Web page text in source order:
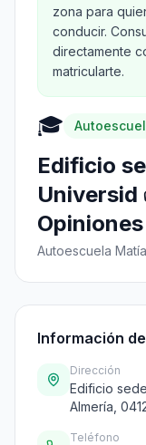
zona para
conducir.
directamente
matricularte.
🎓
Edificio
Universid
Autoescuela
Información
Dirección
Edificio
Almería,
Teléfono